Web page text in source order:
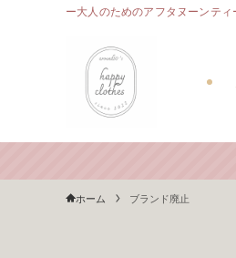
ー大人のためのアフタヌーンテ
ホーム ブランド廃止